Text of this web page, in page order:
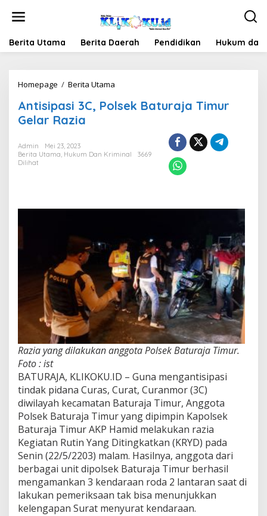
Berita Utama Berita Daerah Pendidikan Hukum
Homepage / Berita Utama
Polsek
Antisipasi 3C, Polsek Baturaja Timur
Gelar Razia
Admin
Mei 23, 2023
Berita Utama, Hukum Dan Kriminal
3669
Dilihat
Razia yang dilakukan anggota Polsek Baturaja Timur.
Foto : ist
BATURAJA, KLIKOKU.ID – Guna mengantisipasi
tindak pidana Curas, Curat, Curanmor (3C)
diwilayah kecamatan Baturaja Timur, Anggota
Polsek Baturaja Timur yang dipimpin Kapolsek
Baturaja Timur AKP Hamid melakukan razia
Kegiatan Rutin Yang Ditingkatkan (KRYD) pada
Senin (22/5/2203) malam. Hasilnya, anggota dari
berbagai unit dipolsek Baturaja Timur berhasil
mengamankan 3 kendaraan roda 2 lantaran saat di
lakukan pemeriksaan tak bisa menunjukkan
kelengapan Surat menyurat kendaraan.